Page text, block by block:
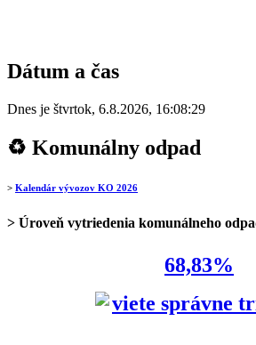
Dátum a čas
Dnes je štvrtok, 6.8.2026, 16:08:29
♻ Komunálny odpad
> Kalendár vývozov KO 2026
> Úroveň vytriedenia komunálneho
68,83%